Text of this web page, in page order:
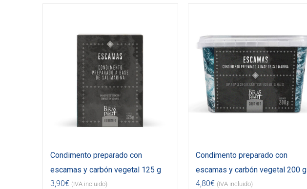
Condimento preparado con
escamas y carbón vegetal 125 g
3,90€ (IVA incluido)
Condimento preparado con
escamas y carbón vegetal 200 g
4,80€ (IVA incluido)